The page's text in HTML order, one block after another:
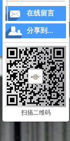
在线留言
分享到...
扫描二维码